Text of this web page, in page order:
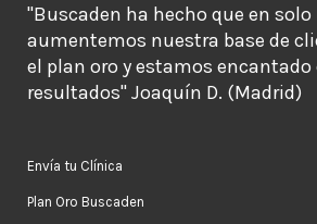
"Buscaden ha hecho que en solo
aumentemos nuestra base de
el plan oro y estamos encantado
resultados" Joaquín D. (Madrid)
Envía tu Clínica
Plan Oro Buscaden